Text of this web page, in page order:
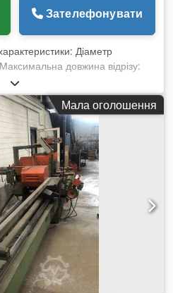
Зателефонувати
Діаметр
довжина відрізу:
x 100 мм Необхідний тиск
сторін: 45° - 90° (ручний)
потужність:
за запитом Габарити
6,4 x 1,3 x 2,0 м Дискова пила з
різання профілів під кутом
Мікропроцесорне
E 70-300 з абсолютним
Хід переміщення для
мм, моторизований Затискні
ручні Система
подача Використання
дисків
Мала оголошення